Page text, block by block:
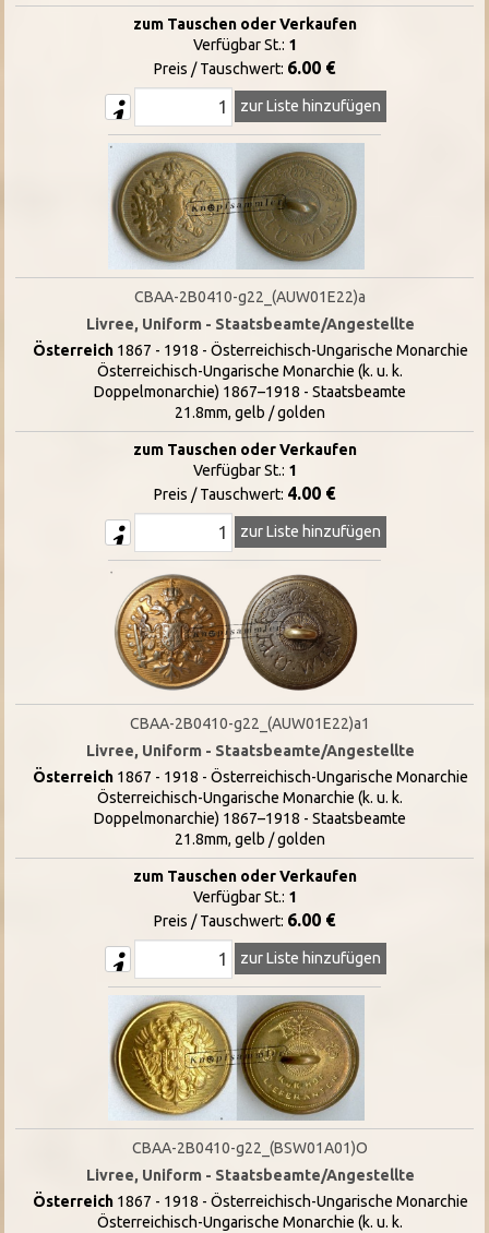
zum Tauschen oder Verkaufen
Verfügbar St.: 1
Preis / Tauschwert: 6.00 €
zur Liste hinzufügen
CBAA-2B0410-g22_(AUW01E22)a
Livree, Uniform - Staatsbeamte/Angestellte
Österreich1867 - 1918 - Österreichisch-Ungarische Monarchie
Österreichisch-Ungarische Monarchie (k. u. k.
Doppelmonarchie) 1867–1918 - Staatsbeamte
21.8mm, gelb / golden
zum Tauschen oder Verkaufen
Verfügbar St.: 1
Preis / Tauschwert: 4.00 €
zur Liste hinzufügen
CBAA-2B0410-g22_(AUW01E22)a1
Livree, Uniform - Staatsbeamte/Angestellte
Österreich1867 - 1918 - Österreichisch-Ungarische Monarchie
Österreichisch-Ungarische Monarchie (k. u. k.
Doppelmonarchie) 1867–1918 - Staatsbeamte
21.8mm, gelb / golden
zum Tauschen oder Verkaufen
Verfügbar St.: 1
Preis / Tauschwert: 6.00 €
zur Liste hinzufügen
CBAA-2B0410-g22_(BSW01A01)O
Livree, Uniform - Staatsbeamte/Angestellte
Österreich1867 - 1918 - Österreichisch-Ungarische Monarchie
Österreichisch-Ungarische Monarchie (k. u. k.